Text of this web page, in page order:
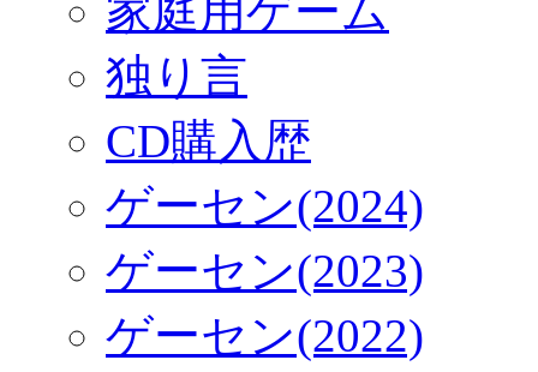
家庭用ゲーム
独り言
CD購入歴
ゲーセン(2024)
ゲーセン(2023)
ゲーセン(2022)